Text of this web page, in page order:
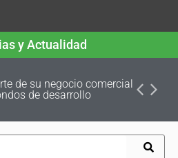
y Actualidad
de su negocio comercial
de desarrollo